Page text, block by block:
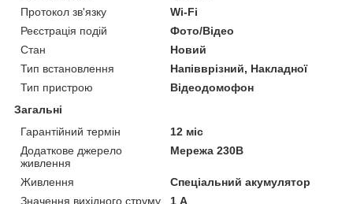
Протокол зв'язку
Wi-Fi
Реєстрація подій
Фото/Відео
Стан
Новий
Тип встановлення
Напівврізний, Накладної
Тип пристрою
Відеодомофон
Загальні
Гарантійний термін
12 міс
Додаткове джерело
живлення
Мережа 230В
Живлення
Спеціальний акумулятор
Значення вихідного струму
1 А